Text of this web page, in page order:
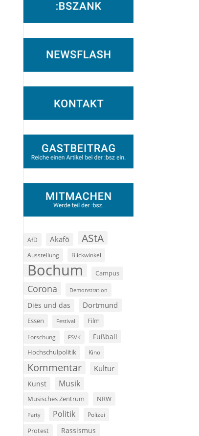
AfD Akafö AStA
Ausstellung Blickwinkel
Bochum Campus
Corona Demonstration
Diës und das Dortmund
Essen Festival Film
Forschung FSVK Fußball
Hochschulpolitik Kino
Kommentar Kultur
Kunst Musik
Musisches Zentrum NRW
Party Politik Polizei
Protest Rassismus